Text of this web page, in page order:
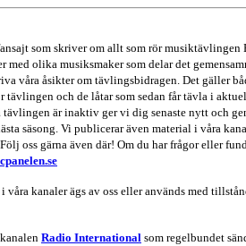
som skriver om allt som rör musiktävlingen
med olika musiksmaker som delar det
våra åsikter om tävlingsbidragen. Det gäller
tävlingen och de låtar som sedan får tävla i
tävlingen är inaktiv ger vi dig senaste nytt och
säsong. Vi publicerar även material i våra
oss gärna även där! Om du har frågor eller
kanaler ägs av oss eller används med
Radio International som regelbundet